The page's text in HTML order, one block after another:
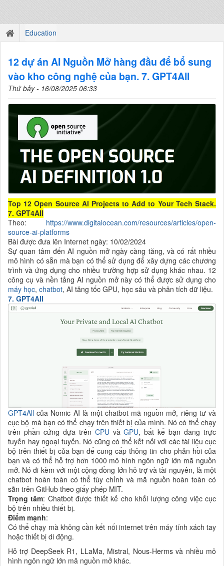
Education
12 dự án AI Nguồn Mở hàng đầu để bổ sung
vào kho công nghệ của bạn. 7. GPT4All
Thứ bảy - 16/08/2025 06:33
Top 12 Open Source AI Projects to Add to Your Tech Stack.
7. GPT4All
Theo: https://www.digitalocean.com/resources/articles/open-
source-ai-platforms
Bài được đưa lên Internet ngày: 10/02/2024
Sự quan tâm đến AI nguồn mở ngày càng tăng, và có rất nhiều
mô hình có sẵn mà bạn có thể sử dụng để xây dựng các chương
trình và ứng dụng cho nhiều trường hợp sử dụng khác nhau. 12
công cụ và nền tảng AI nguồn mở này có thể được sử dụng cho
máy học, chatbot, AI tăng tốc GPU, học sâu và phân tích dữ liệu.
7. GPT4All
GPT4All của Nomic AI là một chatbot mã nguồn mở, riêng tư và
cục bộ mà bạn có thể chạy trên thiết bị của mình. Nó có thể chạy
trên phần cứng dựa trên CPU vàGPU, bất kể bạn đang trực
tuyến hay ngoại tuyến. Nó cũng có thể kết nối với các tài liệu cục
bộ trên thiết bị của bạn để cung cấp thông tin cho phản hồi của
bạn và có thể hỗ trợ hơn 1000 mô hình ngôn ngữ lớn mã nguồn
mở. Nó đi kèm với một cộng đồng lớn hỗ trợ và tài nguyên, là một
chatbot hoàn toàn có thể tùy chỉnh và mã nguồn hoàn toàn có
sẵn trên GitHub theo giấy phép MIT.
Trọng tâm: Chatbot được thiết kế cho khối lượng công việc cục
bộ trên nhiều thiết bị.
Điểm mạnh:
Có thể chạy mà không cần kết nối internet trên máy tính xách tay
hoặc thiết bị di động.
Hỗ trợ DeepSeek R1, LLaMa, Mistral, Nous-Herms và nhiều mô
hình ngôn ngữ lớn mã nguồn mở khác.